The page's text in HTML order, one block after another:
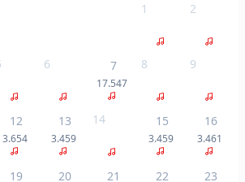
1
2
6 7
17.547
8 9
12
3.654
13
3.459
14 15
3.459
16
3.461
19 20 21 22 23